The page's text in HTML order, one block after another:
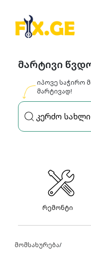
მარტივი
იპოვე საჭირო
მარტივად!
რემონტი
მომსახურება/